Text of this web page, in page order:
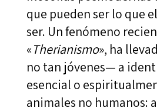
que pueden ser lo que
ser. Un fenómeno
«Therianismo», ha
no tan jóvenes— a
esencial o
animales no humanos: